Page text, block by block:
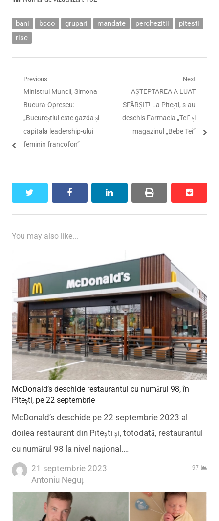
bani bcco grupari mandate perchezitii
pitesti
risc
Navigare
articole
Previous
Previous
post:
Ministrul Muncii, Simona
Bucura-Oprescu:
„Bucureștiul este gazda și
capitala leadership-ului
feminin francofon”
Next
Next
post:
AȘTEPTAREA A LUAT
SFÂRȘIT! La Pitești, s-au
deschis Farmacia „Tei” și
magazinul „Bebe Tei”
facebook linkedin print reddit
reddit
You may also like...
McDonald’s deschide restaurantul cu numărul 98, în
Pitești, pe 22 septembrie
McDonald’s deschide pe 22 septembrie 2023 al
doilea restaurant din Pitești și, totodată, restaurantul
cu numărul 98 la nivel național.…
21 septembrie 2023
Author
Antoniu Neguț
97